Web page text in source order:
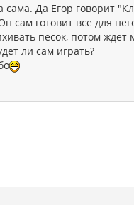
Да Егор говорит
сам готовит все для
песок, потом
ли сам играть?